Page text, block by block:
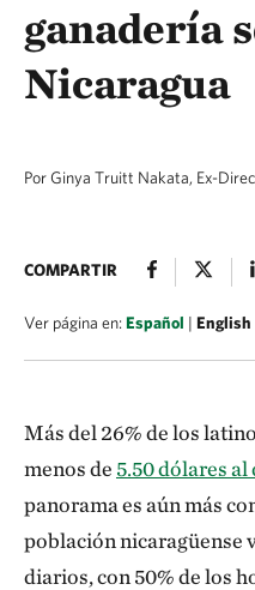
ganadería
Nicaragua
Por Ginya Truitt Nakata, Ex-
COMPARTIR
Ver página en:Español | English
Más del 26% de los
menos de 5.50 dólares al
panorama es aún más
población nicaragüense
diarios, con 50% de los